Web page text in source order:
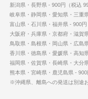
新潟県・長野県 - 900円（税込
岐阜県・静岡県・愛知県・三重
富山県・石川県・福井県 - 900円
大阪府・兵庫県・京都府・滋賀
鳥取県・島根県・岡山県・広島
香川県・徳島県・愛媛県・高知
福岡県・佐賀県・長崎県・大分
熊本県・宮崎県・鹿児島県 - 900
※沖縄県、離島への発送は別途